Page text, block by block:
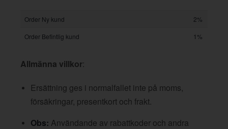
Order Ny kund
2%
Order Befintlig kund
1%
Allmänna villkor:
Ersättning ges i normalfallet inte på moms,
försäkringar, presentkort och frakt.
Obs: Användande av rabattkoder och andra